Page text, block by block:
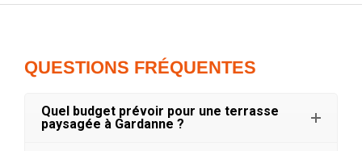
QUESTIONS FRÉQUENTES
Quel budget prévoir pour une terrasse
paysagée à Gardanne ?